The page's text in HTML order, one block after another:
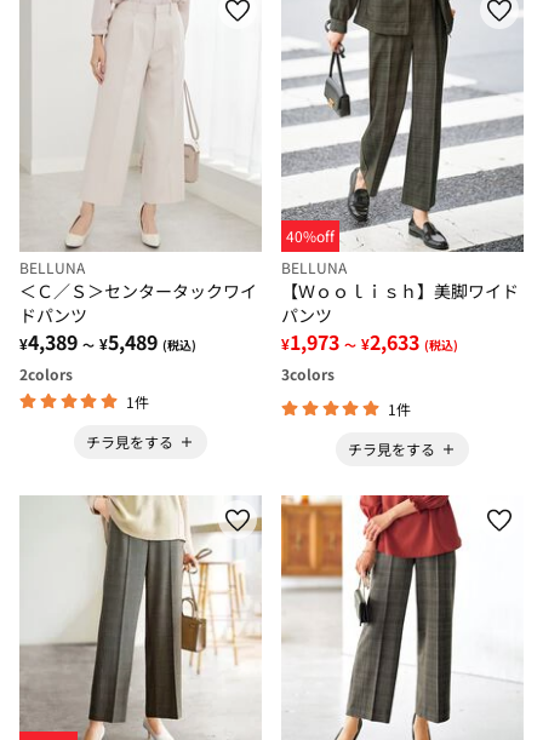
BELLUNA
＜Ｃ／Ｓ＞センタータックワイ
ドパンツ
¥4,389 ～ ¥5,489 (税込)
2colors
1件
チラ見をする
40%off
BELLUNA
【Ｗｏｏｌｉｓｈ】美脚ワイド
パンツ
¥1,973 ～ ¥2,633 (税込)
3colors
1件
チラ見をする